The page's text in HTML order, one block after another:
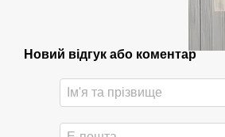
Новий відгук або коментар